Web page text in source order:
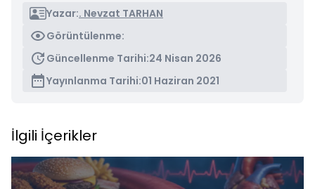
Yazar:. Nevzat TARHAN
Görüntülenme:
Güncellenme Tarihi:24 Nisan 2026
Yayınlanma Tarihi:01 Haziran 2021
İlgili İçerikler